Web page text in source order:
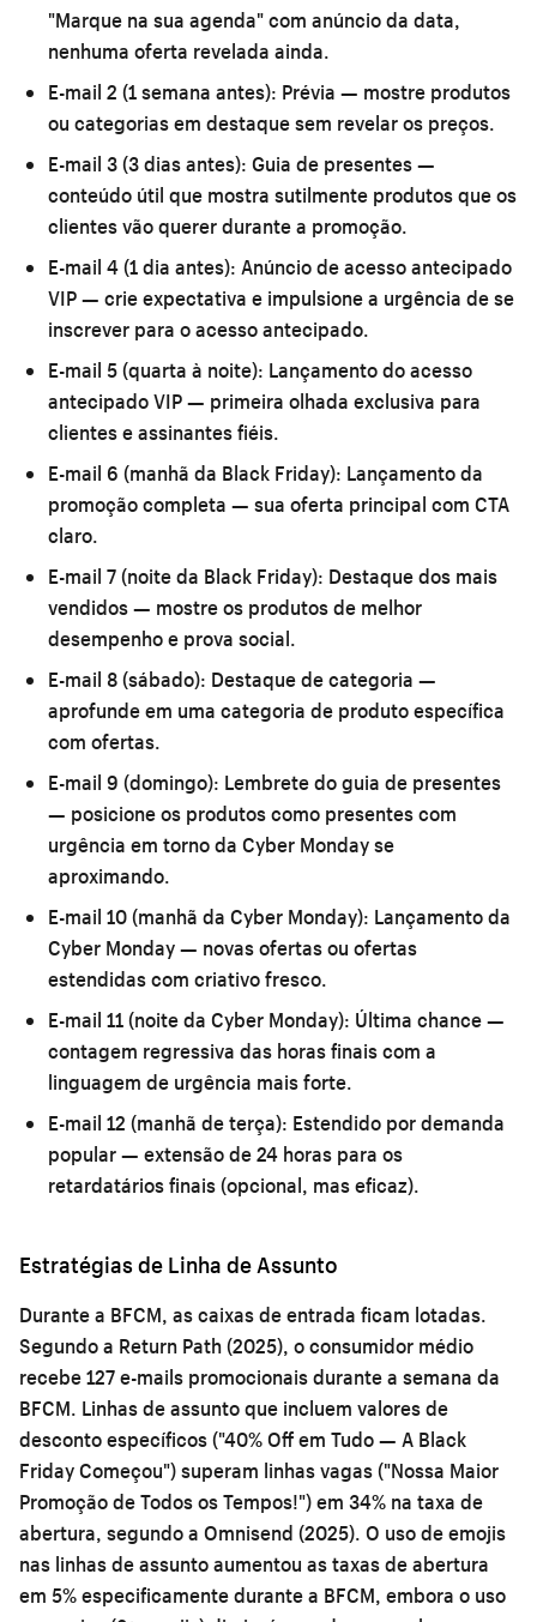
"Marque na sua agenda" com anúncio da data,
nenhuma oferta revelada ainda.
E-mail 2 (1 semana antes): Prévia — mostre produtos
ou categorias em destaque sem revelar os preços.
E-mail 3 (3 dias antes): Guia de presentes —
conteúdo útil que mostra sutilmente produtos que os
clientes vão querer durante a promoção.
E-mail 4 (1 dia antes): Anúncio de acesso antecipado
VIP — crie expectativa e impulsione a urgência de se
inscrever para o acesso antecipado.
E-mail 5 (quarta à noite): Lançamento do acesso
antecipado VIP — primeira olhada exclusiva para
clientes e assinantes fiéis.
E-mail 6 (manhã da Black Friday): Lançamento da
promoção completa — sua oferta principal com CTA
claro.
E-mail 7 (noite da Black Friday): Destaque dos mais
vendidos — mostre os produtos de melhor
desempenho e prova social.
E-mail 8 (sábado): Destaque de categoria —
aprofunde em uma categoria de produto específica
com ofertas.
E-mail 9 (domingo): Lembrete do guia de presentes
— posicione os produtos como presentes com
urgência em torno da Cyber Monday se
aproximando.
E-mail 10 (manhã da Cyber Monday): Lançamento da
Cyber Monday — novas ofertas ou ofertas
estendidas com criativo fresco.
E-mail 11 (noite da Cyber Monday): Última chance —
contagem regressiva das horas finais com a
linguagem de urgência mais forte.
E-mail 12 (manhã de terça): Estendido por demanda
popular — extensão de 24 horas para os
retardatários finais (opcional, mas eficaz).
Estratégias de Linha de Assunto
Durante a BFCM, as caixas de entrada ficam lotadas.
Segundo a Return Path (2025), o consumidor médio
recebe 127 e-mails promocionais durante a semana da
BFCM. Linhas de assunto que incluem valores de
desconto específicos ("40% Off em Tudo — A Black
Friday Começou") superam linhas vagas ("Nossa Maior
Promoção de Todos os Tempos!") em 34% na taxa de
abertura, segundo a Omnisend (2025). O uso de emojis
nas linhas de assunto aumentou as taxas de abertura
em 5% especificamente durante a BFCM, embora o uso